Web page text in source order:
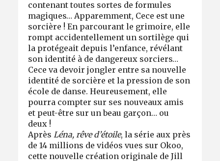
contenant toutes sortes de formules
magiques… Apparemment, Cece est une
sorcière ! En parcourant le grimoire, elle
rompt accidentellement un sortilège qui
la protégeait depuis l’enfance, révélant
son identité à de dangereux sorciers…
Cece va devoir jongler entre sa nouvelle
identité de sorcière et la pression de son
école de danse. Heureusement, elle
pourra compter sur ses nouveaux amis
et peut-être sur un beau garçon… ou
deux !
Après Léna, rêve d’étoile, la série aux près
de 14 millions de vidéos vues sur Okoo,
cette nouvelle création originale de Jill